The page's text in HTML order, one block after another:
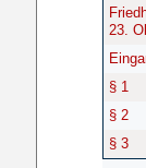
23.
§ 1
§ 2
§ 3